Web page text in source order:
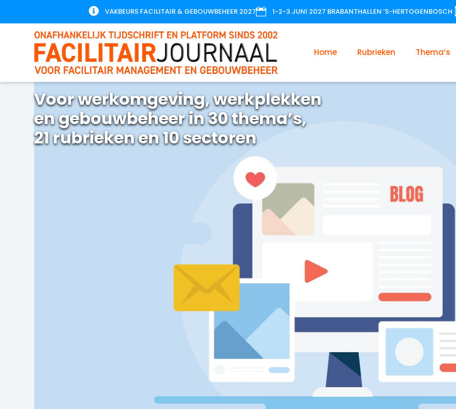
 VAKBEURS FACILITAIR & GEBOUWBEHEER 2027 1-2-3 JUNI 2027 BRABANTHALLEN ’S-HERTOGENBOSCH
Home Rubrieken Thema’s
Voor werkomgeving, werkplekken
en gebouwbeheer in 30 thema’s,
21 rubrieken en 10 sectoren